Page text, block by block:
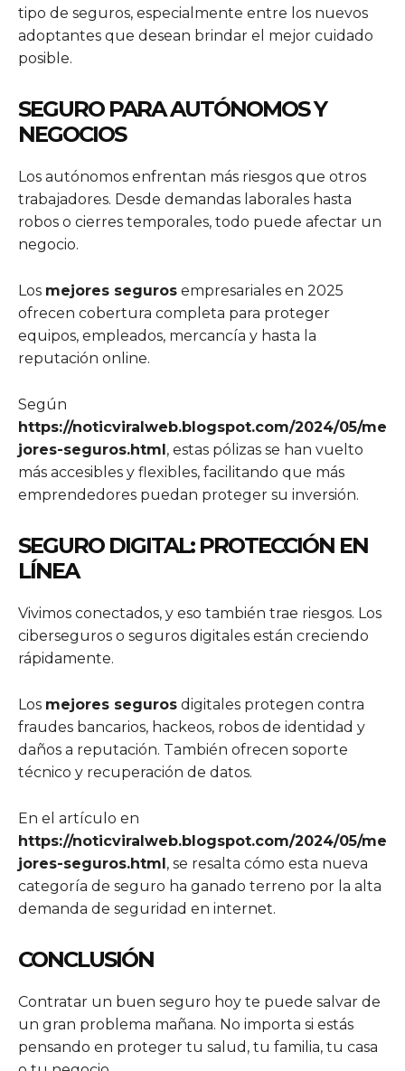
tipo de seguros, especialmente entre los nuevos
adoptantes que desean brindar el mejor cuidado
posible.
SEGURO PARA AUTÓNOMOS Y
NEGOCIOS
Los autónomos enfrentan más riesgos que otros
trabajadores. Desde demandas laborales hasta
robos o cierres temporales, todo puede afectar un
negocio.
Los mejores seguros empresariales en 2025
ofrecen cobertura completa para proteger
equipos, empleados, mercancía y hasta la
reputación online.
Según
https://noticviralweb.blogspot.com/2024/05/me
jores-seguros.html, estas pólizas se han vuelto
más accesibles y flexibles, facilitando que más
emprendedores puedan proteger su inversión.
SEGURO DIGITAL: PROTECCIÓN EN
LÍNEA
Vivimos conectados, y eso también trae riesgos. Los
ciberseguros o seguros digitales están creciendo
rápidamente.
Los mejores seguros digitales protegen contra
fraudes bancarios, hackeos, robos de identidad y
daños a reputación. También ofrecen soporte
técnico y recuperación de datos.
En el artículo en
https://noticviralweb.blogspot.com/2024/05/me
jores-seguros.html, se resalta cómo esta nueva
categoría de seguro ha ganado terreno por la alta
demanda de seguridad en internet.
CONCLUSIÓN
Contratar un buen seguro hoy te puede salvar de
un gran problema mañana. No importa si estás
pensando en proteger tu salud, tu familia, tu casa